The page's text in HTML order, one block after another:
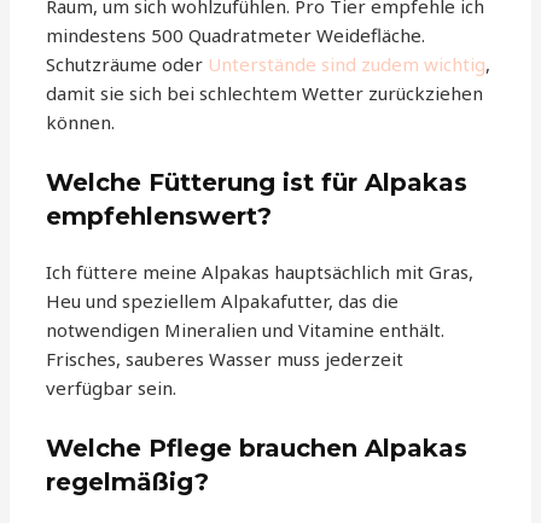
Raum, um sich wohlzufühlen. Pro Tier empfehle ich
mindestens 500 Quadratmeter Weidefläche.
Schutzräume oder Unterstände sind zudem wichtig,
damit sie sich bei schlechtem Wetter zurückziehen
können.
Welche Fütterung ist für Alpakas
empfehlenswert?
Ich füttere meine Alpakas hauptsächlich mit Gras,
Heu und speziellem Alpakafutter, das die
notwendigen Mineralien und Vitamine enthält.
Frisches, sauberes Wasser muss jederzeit
verfügbar sein.
Welche Pflege brauchen Alpakas
regelmäßig?